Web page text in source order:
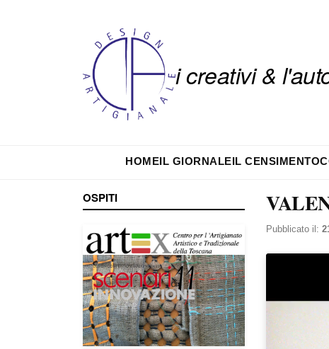
i creativi &
HOMEIL GIORNALEIL CENSIMENTO
OSPITI
Pubblicato il: